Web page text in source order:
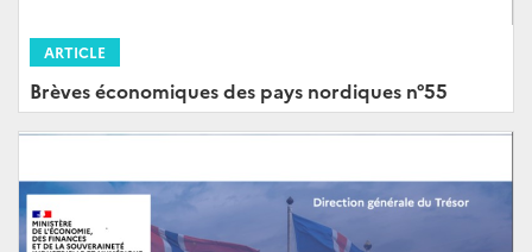
ARTICLE
Brèves économiques des pays nordiques n°55